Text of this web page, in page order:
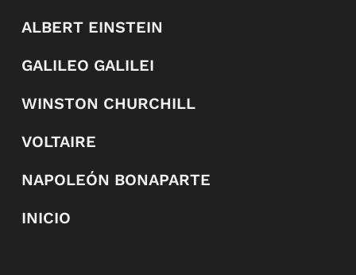
ALBERT EINSTEIN
GALILEO GALILEI
WINSTON CHURCHILL
VOLTAIRE
NAPOLEÓN BONAPARTE
INICIO